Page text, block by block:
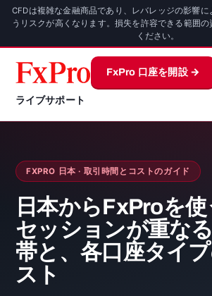
CFDは複雑な金融商品であり、レバレッジの影響
うリスクが高くなります。損失を許容できる範囲
ください。
ライブサポート
FxPro 口座を開設 →
FXPRO 日本 · 取引時間とコストのガイド
日本からFxProを使
セッションが重な
帯と、各口座タイ
スト